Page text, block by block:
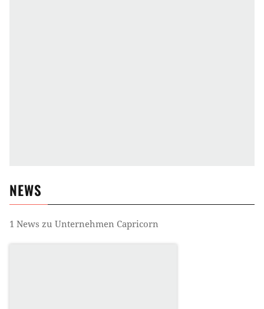
NEWS
1 News zu Unternehmen Capricorn